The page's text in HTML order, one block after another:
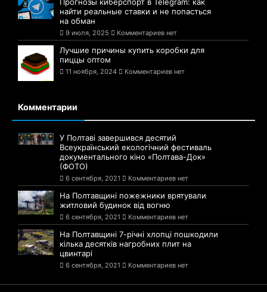
найти реальные ставки и не попасться
на обман
9 июля, 2025 Комментариев нет
Лучшие причины купить коробки для
пиццы оптом
11 ноября, 2024 Комментариев нет
Комментарии
У Полтаві завершився десятий
Всеукраїнський екологічний фестиваль
документального кіно «Полтава-Док»
(ФОТО)
6 сентября, 2021 Комментариев нет
На Полтавщині пожежники врятували
житловий будинок від вогню
6 сентября, 2021 Комментариев нет
На Полтавщині 7-річні хлопці пошкодили
кілька десятків нагробних плит на
цвинтарі
6 сентября, 2021 Комментариев нет